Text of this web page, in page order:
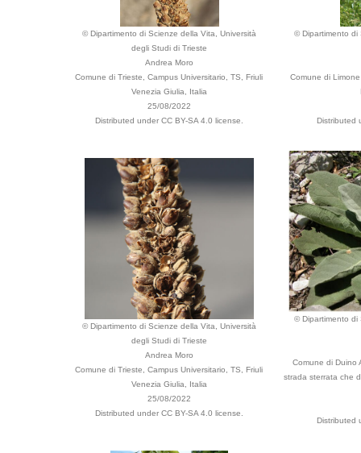
© Dipartimento di Scienze della Vita, Università
degli Studi di Trieste
Andrea Moro
Comune di Trieste, Campus Universitario, TS, Friuli
Venezia Giulia, Italia
25/08/2022
Distributed under CC BY-SA 4.0 license.
© Dipartimento di
Comune di
Distributed
© Dipartimento di Scienze della Vita, Università
degli Studi di Trieste
Andrea Moro
Comune di Trieste, Campus Universitario, TS, Friuli
Venezia Giulia, Italia
25/08/2022
Distributed under CC BY-SA 4.0 license.
© Dipartimento di
Comune di Duino
strada sterrata che
Distributed